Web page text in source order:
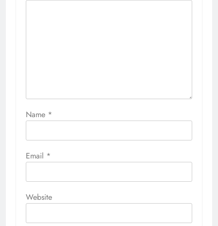
Name *
Email *
Website